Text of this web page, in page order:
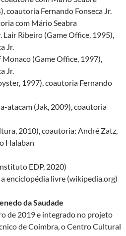
coautoria Fernando Fonseca Jr.
com Mário Seabra
Ribeiro (Game Office, 1995),
Jr.
(Game Office, 1997),
Jr.
1997), coautoria Fernando
atacam (Jak, 2009), coautoria
2010), coautoria: André Zatz,
Halaban
EDP, 2020)
enciclopédia livre (wikipedia.org)
da Saudade
de 2019 e integrado no projeto
de Coimbra, o Centro Cultural